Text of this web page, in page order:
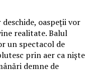
oaspeții vor
realitate. Balul
un spectacol de
prin aer ca niște
demne de